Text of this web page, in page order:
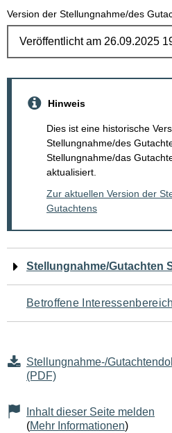
Version der Stellungnahme/des
Hinweis
Dies ist eine historische
Stellungnahme/des
Stellungnahme/das
aktualisiert.
Zur aktuellen Version der
Gutachtens
Navigation
für
den
Seiteninhalt
Stellungnahme/Gutachten
Betroffene
Stellungnahme-/
(PDF)
Inhalt dieser Seite melden
(Mehr Informationen)